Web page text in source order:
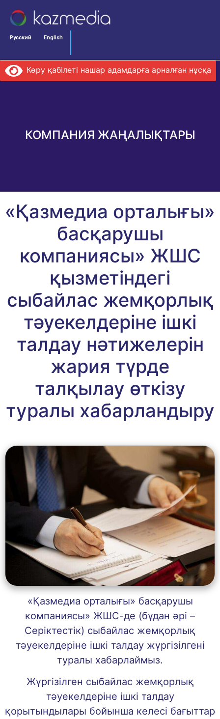
Русский English
Көру қабілеті нашар адамдарға арналған нұсқа
КОМПАНИЯ ЖАҢАЛЫҚТАРЫ
«Қазмедиа орталығы»
басқарушы
компаниясы» ЖШС
қызметіндегі
сыбайлас жемқорлық
тәуекелдеріне ішкі
талдау нәтижелерін
жария түрде
талқылау өткізу
туралы хабарландыру
«Қазмедиа орталығы» басқарушы
компаниясы» ЖШС-де (бұдан әрі –
Серіктестік) сыбайлас жемқорлық
тәуекелдеріне ішкі талдау жүргізілгені
туралы хабарлаймыз.
Жүргізілген сыбайлас жемқорлық
тәуекелдеріне ішкі талдау
қорытындылары бойынша келесі бағыттар